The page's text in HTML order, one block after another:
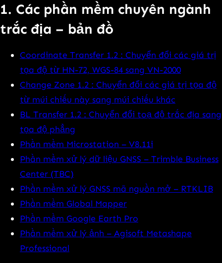
1. Các phần mềm chuyên ngành
trắc địa – bản đồ
Coordinate Transfer 1.2 : Chuyển đổi các giá trị
tọa độ từ HN-72, WGS-84 sang VN-2000
Change Zone 1.2 : Chuyển đổi các giá trị tọa độ
từ múi chiếu này sang múi chiếu khác
BL Transfer 1.2 : Chuyển đổi toạ độ trắc địa sang
tọa độ phẳng
Phần mềm Microstation – V8.11i
Phần mềm xử lý dữ liệu GNSS – Trimble Business
Center (TBC)
Phần mềm xử lý GNSS mã nguồn mở – RTKLIB
Phần mềm Global Mapper
Phần mềm Google Earth Pro
Phần mềm xử lý ảnh – Agisoft Metashape
Professional